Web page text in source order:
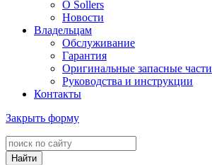
О Sollers
Новости
Владельцам
Обслуживание
Гарантия
Оригинальные запасные части
Руководства и инструкции
Контакты
Закрыть форму
Найти